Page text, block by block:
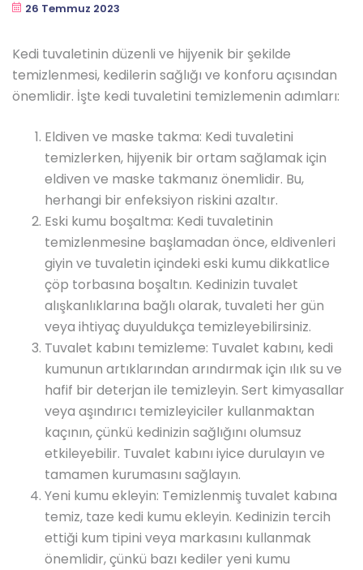
26 Temmuz 2023
Kedi tuvaletinin düzenli ve hijyenik bir şekilde
temizlenmesi, kedilerin sağlığı ve konforu açısından
önemlidir. İşte kedi tuvaletini temizlemenin adımları:
Eldiven ve maske takma: Kedi tuvaletini
temizlerken, hijyenik bir ortam sağlamak için
eldiven ve maske takmanız önemlidir. Bu,
herhangi bir enfeksiyon riskini azaltır.
Eski kumu boşaltma: Kedi tuvaletinin
temizlenmesine başlamadan önce, eldivenleri
giyin ve tuvaletin içindeki eski kumu dikkatlice
çöp torbasına boşaltın. Kedinizin tuvalet
alışkanlıklarına bağlı olarak, tuvaleti her gün
veya ihtiyaç duyuldukça temizleyebilirsiniz.
Tuvalet kabını temizleme: Tuvalet kabını, kedi
kumunun artıklarından arındırmak için ılık su ve
hafif bir deterjan ile temizleyin. Sert kimyasallar
veya aşındırıcı temizleyiciler kullanmaktan
kaçının, çünkü kedinizin sağlığını olumsuz
etkileyebilir. Tuvalet kabını iyice durulayın ve
tamamen kurumasını sağlayın.
Yeni kumu ekleyin: Temizlenmiş tuvalet kabına
temiz, taze kedi kumu ekleyin. Kedinizin tercih
ettiği kum tipini veya markasını kullanmak
önemlidir, çünkü bazı kediler yeni kumu